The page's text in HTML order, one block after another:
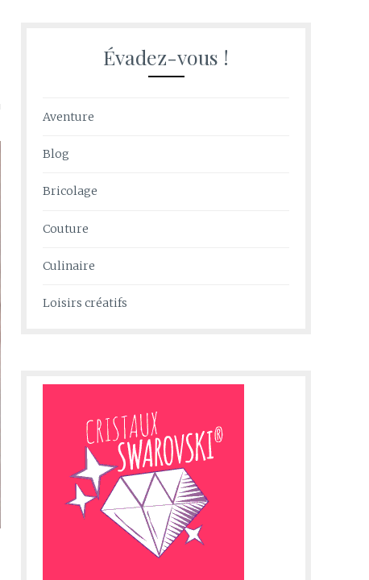
Évadez-vous !
Aventure
Blog
Bricolage
Couture
Culinaire
Loisirs créatifs